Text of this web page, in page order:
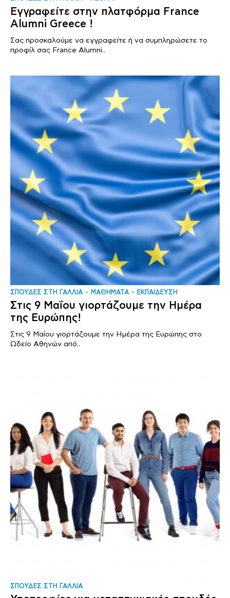
Εγγραφείτε στην πλατφόρμα France
Alumni Greece !
Σας προσκαλούμε να εγγραφείτε ή να συμπληρώσετε το
προφίλ σας France Alumni..
ΣΠΟΥΔΕΣ ΣΤΗ ΓΑΛΛΙΑ ΜΑΘΗΜΑΤΑ ΕΚΠΑΙΔΕΥΣΗ
Στις 9 Μαΐου γιορτάζουμε την Ημέρα
της Ευρώπης!
Στις 9 Μαΐου γιορτάζουμε την Ημέρα της Ευρώπης στο
Ωδείο Αθηνών από..
ΣΠΟΥΔΕΣ ΣΤΗ ΓΑΛΛΙΑ